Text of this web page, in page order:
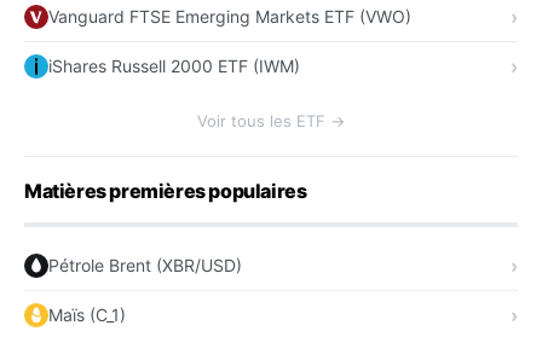
Vanguard FTSE Emerging Markets ETF (VWO)
iShares Russell 2000 ETF (IWM)
Voir tous les ETF →
Matières premières populaires
Pétrole Brent (XBR/USD)
Maïs (C_1)